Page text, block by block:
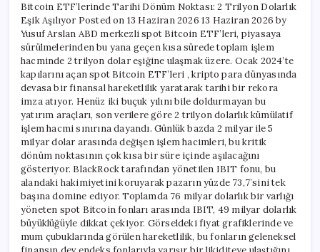
2
Trilyon
Dolarlık
Eşik
Aşılıyor
için
Bitcoin ETF’lerinde Tarihi Dönüm Noktası: 2 Trilyon Dolarlık
Eşik Aşılıyor Posted on 13 Haziran 2026 13 Haziran 2026 by
Yusuf Arslan ABD merkezli spot Bitcoin ETF’leri, piyasaya
sürülmelerinden bu yana geçen kısa sürede toplam işlem
hacminde 2 trilyon dolar eşiğine ulaşmak üzere. Ocak 2024’te
kapılarını açan spot Bitcoin ETF’leri , kripto para dünyasında
devasa bir finansal hareketlilik yaratarak tarihi bir rekora
imza atıyor. Henüz iki buçuk yılını bile doldurmayan bu
yatırım araçları, son verilere göre 2 trilyon dolarlık kümülatif
işlem hacmi sınırına dayandı. Günlük bazda 2 milyar ile 5
milyar dolar arasında değişen işlem hacimleri, bu kritik
dönüm noktasının çok kısa bir süre içinde aşılacağını
gösteriyor. BlackRock tarafından yönetilen IBIT fonu, bu
alandaki hakimiyetini koruyarak pazarın yüzde 73,7’sini tek
başına domine ediyor. Toplamda 76 milyar dolarlık bir varlığı
yöneten spot Bitcoin fonları arasında IBIT, 49 milyar dolarlık
büyüklüğüyle dikkat çekiyor. Görseldeki fiyat grafiklerinde ve
mum çubuklarında görülen hareketlilik, bu fonların geleneksel